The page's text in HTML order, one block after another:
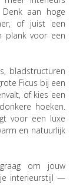
aan hoge
of juist een
plank voor een
bladstructuren
Ficus bij een
of kies een
hoeken.
voor een luxe
en natuurlijk
om jouw
interieurstijl —